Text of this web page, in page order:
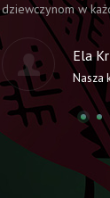
dziewczynom w
Ela
Nasza